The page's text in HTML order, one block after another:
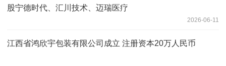
股宁德时代、汇川技术、迈瑞医疗
2026-06-11
江西省鸿欣宇包装有限公司成立 注册资本20万人民币